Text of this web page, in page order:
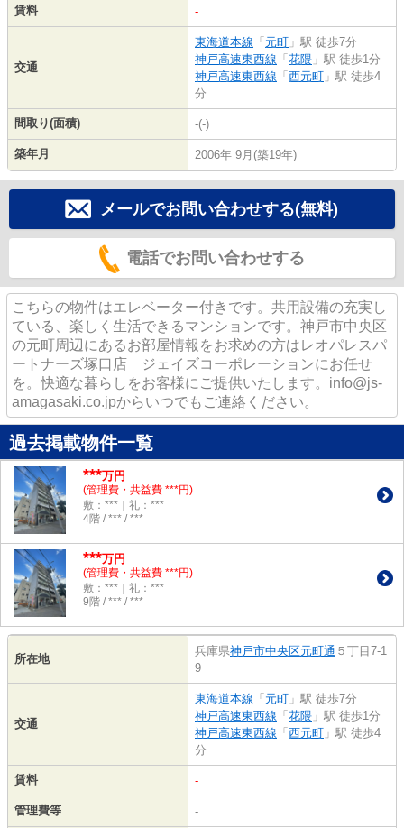
賃料 -
交通
東海道本線 「 元町 」駅 徒歩7分
神戸高速東西線 「 花隈 」駅 徒歩1分
神戸高速東西線 「 西元町 」駅 徒歩4
分
間取り(面積) -(-)
築年月 2006年 9月(築19年)
メールでお問い合わせする(無料)
電話でお問い合わせする
こちらの物件はエレベーター付きです。共用設備の充実し
ている、楽しく生活できるマンションです。神戸市中央区
の元町周辺にあるお部屋情報をお求めの方はレオパレスパ
ートナーズ塚口店 ジェイズコーポレーションにお任せ
を。快適な暮らしをお客様にご提供いたします。info@js-
amagasaki.co.jpからいつでもご連絡ください。
過去掲載物件一覧
***万円
(管理費・共益費 ***円)
敷：***｜礼：***
4階 / *** / ***
***万円
(管理費・共益費 ***円)
敷：***｜礼：***
9階 / *** / ***
所在地
兵庫県神戸市中央区元町通 ５丁目7-1
9
交通
東海道本線 「 元町 」駅 徒歩7分
神戸高速東西線 「 花隈 」駅 徒歩1分
神戸高速東西線 「 西元町 」駅 徒歩4
分
賃料 -
管理費等 -